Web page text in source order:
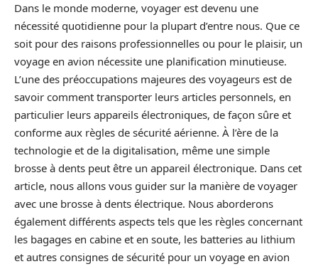
Dans le monde moderne, voyager est devenu une
nécessité quotidienne pour la plupart d’entre nous. Que ce
soit pour des raisons professionnelles ou pour le plaisir, un
voyage en avion nécessite une planification minutieuse.
L’une des préoccupations majeures des voyageurs est de
savoir comment transporter leurs articles personnels, en
particulier leurs appareils électroniques, de façon sûre et
conforme aux règles de sécurité aérienne. À l’ère de la
technologie et de la digitalisation, même une simple
brosse à dents peut être un appareil électronique. Dans cet
article, nous allons vous guider sur la manière de voyager
avec une brosse à dents électrique. Nous aborderons
également différents aspects tels que les règles concernant
les bagages en cabine et en soute, les batteries au lithium
et autres consignes de sécurité pour un voyage en avion